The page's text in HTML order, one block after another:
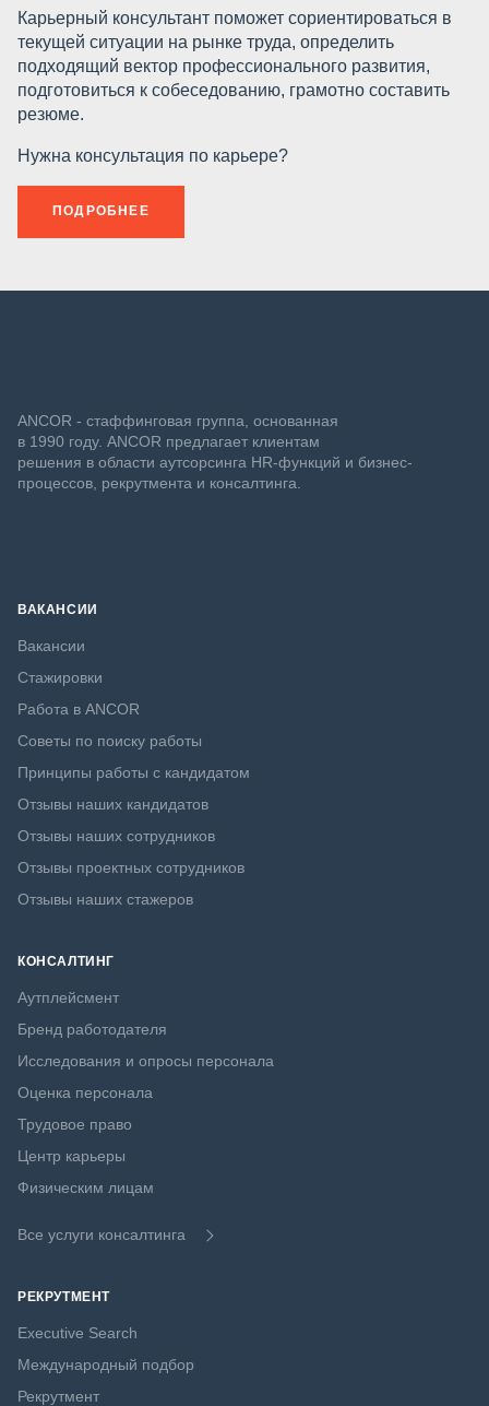
Карьерный консультант поможет сориентироваться в
текущей ситуации на рынке труда, определить
подходящий вектор профессионального развития,
подготовиться к собеседованию, грамотно составить
резюме.
Нужна консультация по карьере?
ПОДРОБНЕЕ
ANCOR - стаффинговая группа, основанная
в 1990 году. ANCOR предлагает клиентам
решения в области аутсорсинга HR-функций и бизнес-
процессов, рекрутмента и консалтинга.
ВАКАНСИИ
Вакансии
Стажировки
Работа в ANCOR
Советы по поиску работы
Принципы работы с кандидатом
Отзывы наших кандидатов
Отзывы наших сотрудников
Отзывы проектных сотрудников
Отзывы наших стажеров
КОНСАЛТИНГ
Аутплейсмент
Бренд работодателя
Исследования и опросы персонала
Оценка персонала
Трудовое право
Центр карьеры
Физическим лицам
Все услуги консалтинга
РЕКРУТМЕНТ
Executive Search
Международный подбор
Рекрутмент